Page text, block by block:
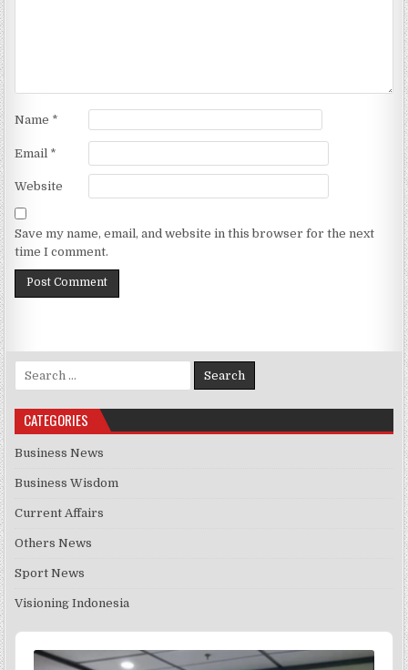
Name *
Email *
Website
Save my name, email, and website in this browser for the next
time I comment.
Search for:
CATEGORIES
Business News
Business Wisdom
Current Affairs
Others News
Sport News
Visioning Indonesia
Audio
Player